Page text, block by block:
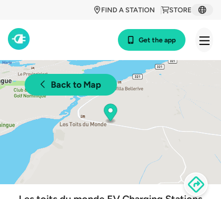
STORE
FIND A STATION
Get the app
Back to Map